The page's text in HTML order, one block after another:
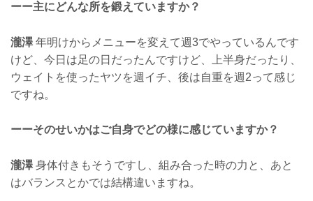
ーー主にどんな所を鍛えていますか？
瀧澤年明けからメニューを変えて週3でやっているんです
けど、今日は足の日だったんですけど、上半身だったり、
ウェイトを使ったヤツを週イチ、後は自重を週2って感じ
ですね。
ーーそのせいかはご自身でどの様に感じていますか？
瀧澤身体付きもそうですし、組み合った時の力と、あと
はバランスとかでは結構違いますね。